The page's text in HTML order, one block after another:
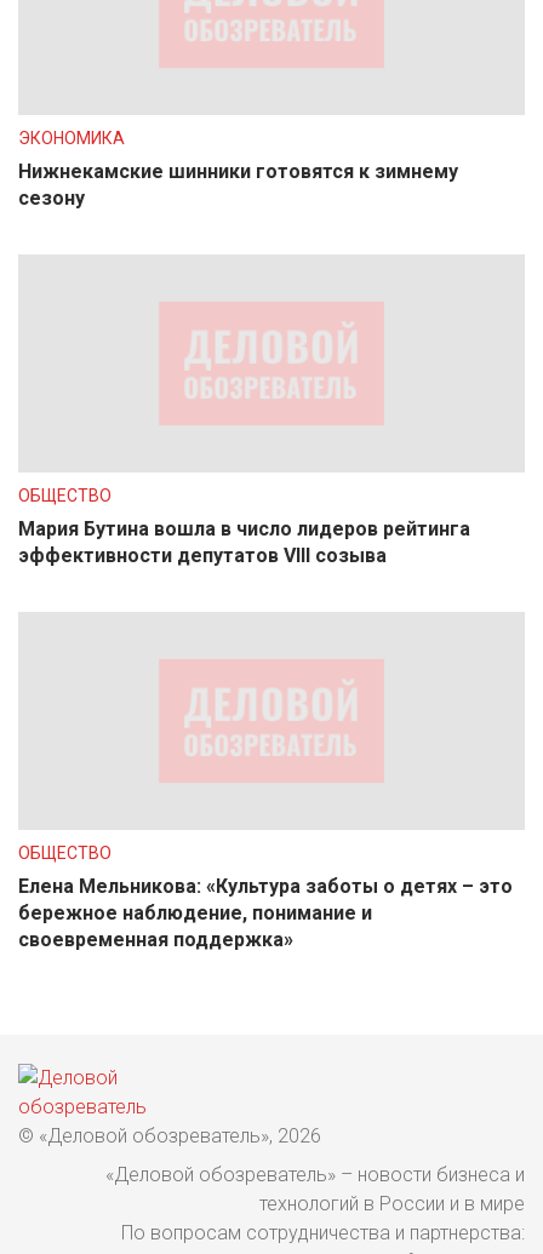
ЭКОНОМИКА
Нижнекамские шинники готовятся к зимнему
сезону
ОБЩЕСТВО
Мария Бутина вошла в число лидеров рейтинга
эффективности депутатов VIII созыва
ОБЩЕСТВО
Елена Мельникова: «Культура заботы о детях – это
бережное наблюдение, понимание и
своевременная поддержка»
© «Деловой обозреватель», 2026
«Деловой обозреватель» – новости бизнеса и
технологий в России и в мире
По вопросам сотрудничества и партнерства: